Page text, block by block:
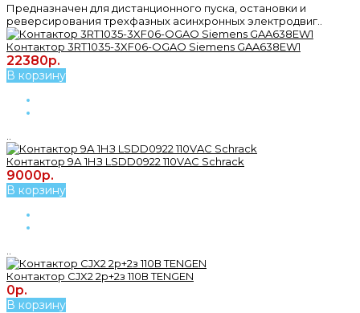
Предназначен для дистанционного пуска, остановки и
реверсирования трехфазных асинхронных электродвиг..
Контактор 3RT1035-3XF06-OGAO Siemens GAA638EW1
22380р.
В корзину
Контактор 9А 1НЗ LSDD0922 110VAC Schrack
9000р.
В корзину
Контактор CJX2 2р+2з 110В TENGEN
0р.
В корзину